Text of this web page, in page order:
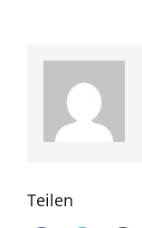
Teilen